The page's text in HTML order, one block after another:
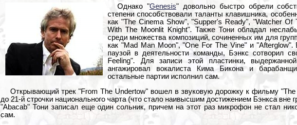
Однако "Genesis" довольно быстро обрели
степени способствовали таланты клавишника,
как "The Cinema Show", "Supper's Ready", "Watcher
With The Moonlit Knight". Также Тони обладал
среди множества композиций, сочиненных им для
как "Mad Man Moon", "One For The Vine" и "Afterglow".
паузой в деятельности команды, Бэнкс сотворил
Feeling". Для записи этой пластинки,
ангажировал вокалиста Кима Бикона и
остальные партии исполнил сам.
Открывающий трек "From The Undertow" вошел в звуковую дорожку к фильму
до 21-й строчки национального чарта (что стало наивысшим достижением Бэнкса вне
"Abacab" Тони записал еще один сольник, причем на этот раз микрофон не стал
сам.